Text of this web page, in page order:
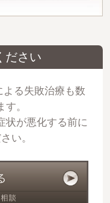
ださい
る失敗治療も数
。
状が悪化する前に
い。